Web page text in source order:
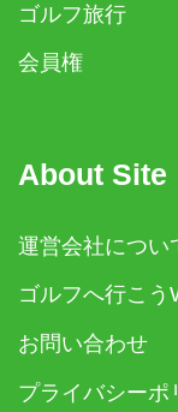
ゴルフ旅行
会員権
About Site
運営会社につい
ゴルフへ行こう
お問い合わせ
プライバシーポ